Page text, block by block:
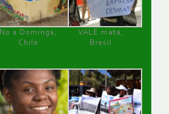
No a Dominga,
Chile
VALE mata,
Brasil